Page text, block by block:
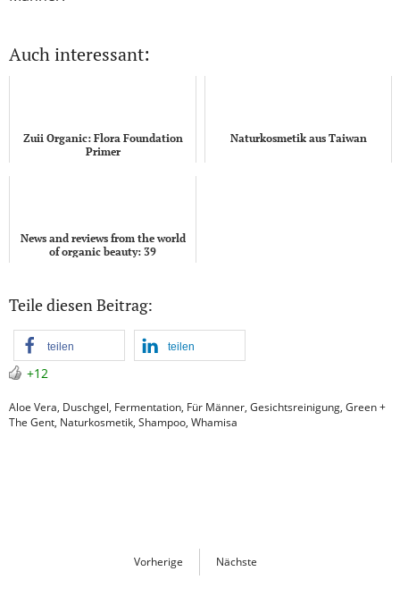
Auch interessant:
Zuii Organic: Flora Foundation
Primer
Naturkosmetik aus Taiwan
News and reviews from the world
of organic beauty: 39
Teile diesen Beitrag:
teilen teilen
+12
Aloe Vera, Duschgel, Fermentation, Für Männer, Gesichtsreinigung, Green +
The Gent, Naturkosmetik, Shampoo, Whamisa
Vorherige Nächste